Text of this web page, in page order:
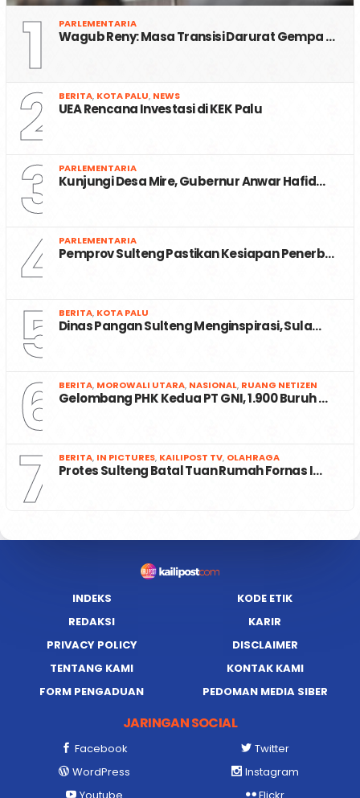
1 PARLEMENTARIA
Wagub Reny: Masa Transisi Darurat Gempa …
2 BERITA, KOTA PALU, NEWS
UEA Rencana Investasi di KEK Palu
3 PARLEMENTARIA
Kunjungi Desa Mire, Gubernur Anwar Hafid…
4 PARLEMENTARIA
Pemprov Sulteng Pastikan Kesiapan Penerb…
5 BERITA, KOTA PALU
Dinas Pangan Sulteng Menginspirasi, Sula…
6 BERITA, MOROWALI UTARA, NASIONAL, RUANG NETIZEN
Gelombang PHK Kedua PT GNI, 1.900 Buruh …
7 BERITA, IN PICTURES, KAILIPOST TV, OLAHRAGA
Protes Sulteng Batal Tuan Rumah Fornas I…
INDEKS
KODE ETIK
REDAKSI
KARIR
PRIVACY POLICY
DISCLAIMER
TENTANG KAMI
KONTAK KAMI
FORM PENGADUAN
PEDOMAN MEDIA SIBER
JARINGAN SOCIAL
Facebook
Twitter
WordPress
Instagram